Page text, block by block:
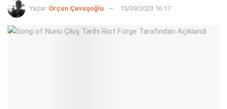
Yazar: Orçun Çavuşoğlu 15/09/2023 16:17